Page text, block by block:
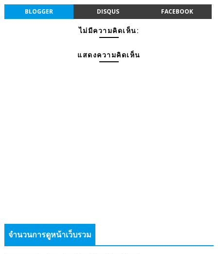
BLOGGER DISQUS FACEBOOK
ไม่มีความคิดเห็น:
แสดงความคิดเห็น
จำนวนการดูหน้าเว็บรวม